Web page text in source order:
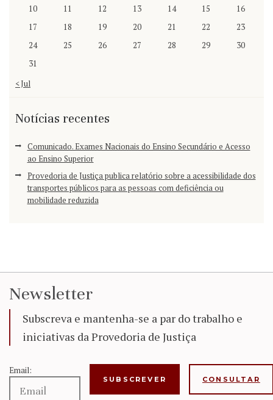
10
11 12 13 14 15
16
17
18 19 20 21 22
23
24
25 26 27 28 29
30
31
« Jul
Notícias recentes
Comunicado. Exames Nacionais do Ensino Secundário e Acesso
ao Ensino Superior
Provedoria de Justiça publica relatório sobre a acessibilidade dos
transportes públicos para as pessoas com deficiência ou
mobilidade reduzida
Newsletter
Subscreva e mantenha-se a par do trabalho e
iniciativas da Provedoria de Justiça
Email:
CONSULTAR